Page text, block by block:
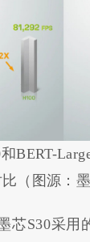
BERT-
（图源：
芯S30采用